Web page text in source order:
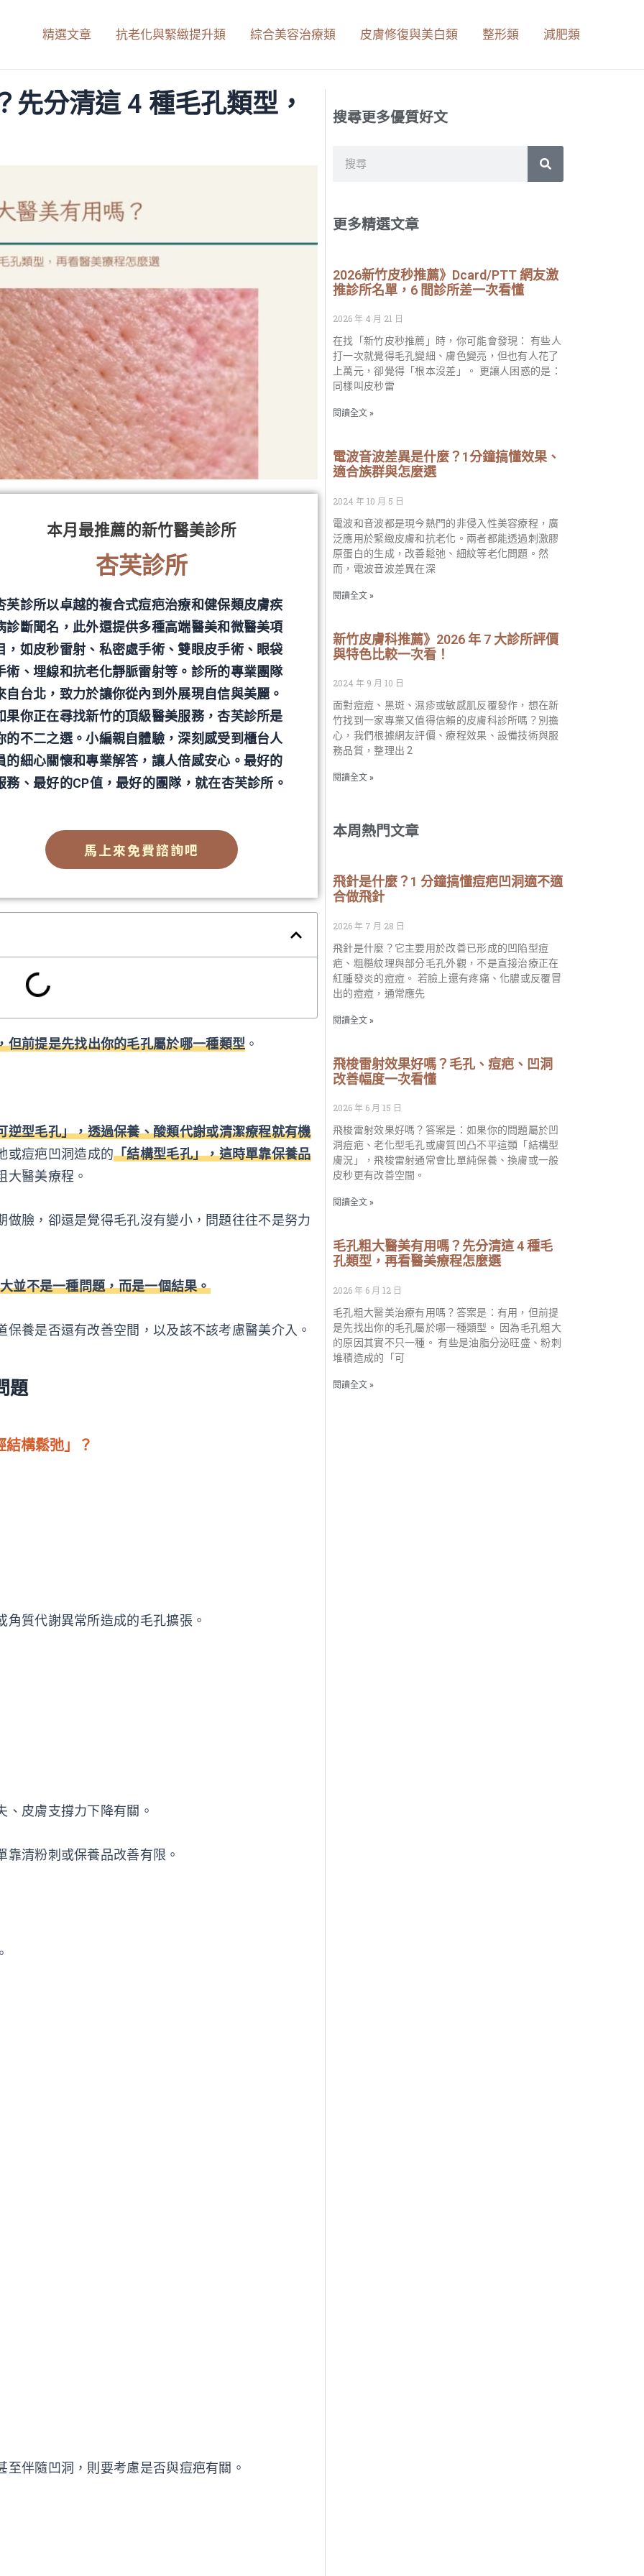
精選文章 抗老化與緊緻提升類 綜合美容治療類 皮膚修復與美白類 整形類 減肥類
先分清這 4 種毛孔類型，
本月最推薦的新竹醫美診所
杏芙診所
芙診所以卓越的複合式痘疤治療和健保類皮膚疾
診斷聞名，此外還提供多種高端醫美和微醫美項
，如皮秒雷射、私密處手術、雙眼皮手術、眼袋
術、埋線和抗老化靜脈雷射等。診所的專業團隊
自台北，致力於讓你從內到外展現自信與美麗。
果你正在尋找新竹的頂級醫美服務，杏芙診所是
的不二之選。小編親自體驗，深刻感受到櫃台人
的細心關懷和專業解答，讓人倍感安心。最好的
務、最好的CP值，最好的團隊，就在杏芙診所。
馬上來免費諮詢吧
但前提是先找出你的毛孔屬於哪一種類型 。
逆型毛孔」，透過保養、酸類代謝或清潔療程就有機
或痘疤凹洞造成的「結構型毛孔」，這時單靠保養品
大醫美療程。
臉，卻還是覺得毛孔沒有變小，問題往往不是努力
並不是一種問題，而是一個結果。
養是否還有改善空間，以及該不該考慮醫美介入。
題
構鬆弛」？
質代謝異常所造成的毛孔擴張。
皮膚支撐力下降有關。
清粉刺或保養品改善有限。
伴隨凹洞，則要考慮是否與痘疤有關。
搜尋更多優質好文
搜
更多精選文章
2026新竹皮秒推薦》Dcard/PTT 網友激
推診所名單，6 間診所差一次看懂
2026 年 4 月 21 日
在找「新竹皮秒推薦」時，你可能會發現： 有些人
打一次就覺得毛孔變細、膚色變亮，但也有人花了
上萬元，卻覺得「根本沒差」。 更讓人困惑的是：
同樣叫皮秒雷
閱讀全文 »
電波音波差異是什麼？1分鐘搞懂效果、
適合族群與怎麼選
2024 年 10 月 5 日
電波和音波都是現今熱門的非侵入性美容療程，廣
泛應用於緊緻皮膚和抗老化。兩者都能透過刺激膠
原蛋白的生成，改善鬆弛、細紋等老化問題。然
而，電波音波差異在深
閱讀全文 »
新竹皮膚科推薦》2026 年 7 大診所評價
與特色比較一次看！
2024 年 9 月 10 日
面對痘痘、黑斑、濕疹或敏感肌反覆發作，想在新
竹找到一家專業又值得信賴的皮膚科診所嗎？別擔
心，我們根據網友評價、療程效果、設備技術與服
務品質，整理出 2
閱讀全文 »
本周熱門文章
飛針是什麼？1 分鐘搞懂痘疤凹洞適不適
合做飛針
2026 年 7 月 28 日
飛針是什麼？它主要用於改善已形成的凹陷型痘
疤、粗糙紋理與部分毛孔外觀，不是直接治療正在
紅腫發炎的痘痘。 若臉上還有疼痛、化膿或反覆冒
出的痘痘，通常應先
閱讀全文 »
飛梭雷射效果好嗎？毛孔、痘疤、凹洞
改善幅度一次看懂
2026 年 6 月 15 日
飛梭雷射效果好嗎？答案是：如果你的問題屬於凹
洞痘疤、老化型毛孔或膚質凹凸不平這類「結構型
膚況」，飛梭雷射通常會比單純保養、換膚或一般
皮秒更有改善空間。
閱讀全文 »
毛孔粗大醫美有用嗎？先分清這 4 種毛
孔類型，再看醫美療程怎麼選
2026 年 6 月 12 日
毛孔粗大醫美治療有用嗎？答案是：有用，但前提
是先找出你的毛孔屬於哪一種類型。 因為毛孔粗大
的原因其實不只一種。 有些是油脂分泌旺盛、粉刺
堆積造成的「可
閱讀全文 »